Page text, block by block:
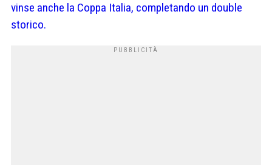
vinse anche la Coppa Italia, completando un double
storico.